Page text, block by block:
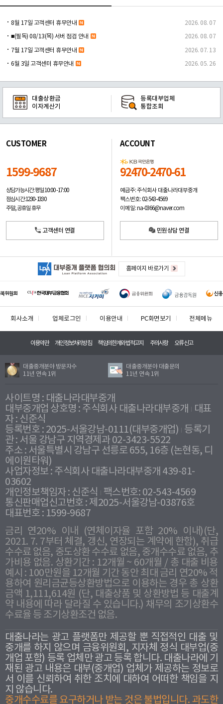
8월 17일 고객센터 휴무안내 2026. 08. 07
■(필독) 08/13(목) 서버 점검 안내 2026. 08. 07
7월 17일 고객센터 휴무안내 2026. 07. 13
6월 3일 고객센터 휴무안내 2026. 05. 26
대출상환금
이자계산기
등록대부업체
통합조회
CUSTOMER
1599-9687
상담가능시간: 평일10:00 -17:00
점심시간: 12:30 - 13:30
주말, 공휴일 휴무
고객센터 연결
ACCOUNT
92470-2470-61
예금주: 주식회사 대출나라대부중개
팩스번호: 02-543-4569
이메일: na-0366@naver.com
민원상담 연결
홈페이지 바로가기
회사소개 업체로그인 이용안내 PC화면보기 전체메뉴
이용약관 개인정보처리방침 책임의한계와법적고지 주의사항 오류신고
대출중개분야 방문자수
11년 연속 1위
대출중개분야 대출문의
11년 연속 1위
사이트명 : 대출나라대부중개
대부중개업 상호명 : 주식회사 대출나라대부중개
대표
자 : 신준식
등록번호 : 2025-서울강남-0111(대부중개업) 등록기
관 : 서울 강남구 지역경제과 02-3423-5522
주소 : 서울특별시 강남구 선릉로 655, 16층 (논현동, 디
에이원타워)
사업자정보 : 주식회사 대출나라대부중개 439-81-
03602
개인정보책임자 : 신준식
팩스번호: 02-543-4569
통신판매업신고번호 : 제2025-서울강남-03876호
대표번호 : 1599-9687
금리 연20% 이내 (연체이자율 포함 20% 이내)(단,
2021. 7. 7부터 체결, 갱신, 연장되는 계약에 한함), 취급
수수료 없음, 중도상환 수수료 없음, 중개수수료 없음, 추
가비용 없음. 상환기간 : 12개월 ~ 60개월 / 총 대출 비용
예시 : 100만원을 12개월 기간 동안 최대 금리 연20% 적
용하여 원리금균등상환방법으로 이용하는 경우 총 상환
금액 1,111,614원 (단, 대출상품 및 상환방법 등 대출계
약 내용에 따라 달라질 수 있습니다.) 채무의 조기상환수
수료율 등 조기상환조건 없음.
대출나라는 광고 플랫폼만 제공할 뿐 직접적인 대출 및
중개를 하지 않으며 금융위원회, 지자체 정식 대부업(중
개업 포함) 등록 업체만 광고 등록 합니다. 대출나라에 기
재된 광고 내용은 대부(중개업) 업체가 제공하는 정보로
서 이를 신뢰하여 취한 조치에 대하여 어떠한 책임을 지
지 않습니다.
중개수수료를 요구하거나 받는 것은 불법입니다. 과도한